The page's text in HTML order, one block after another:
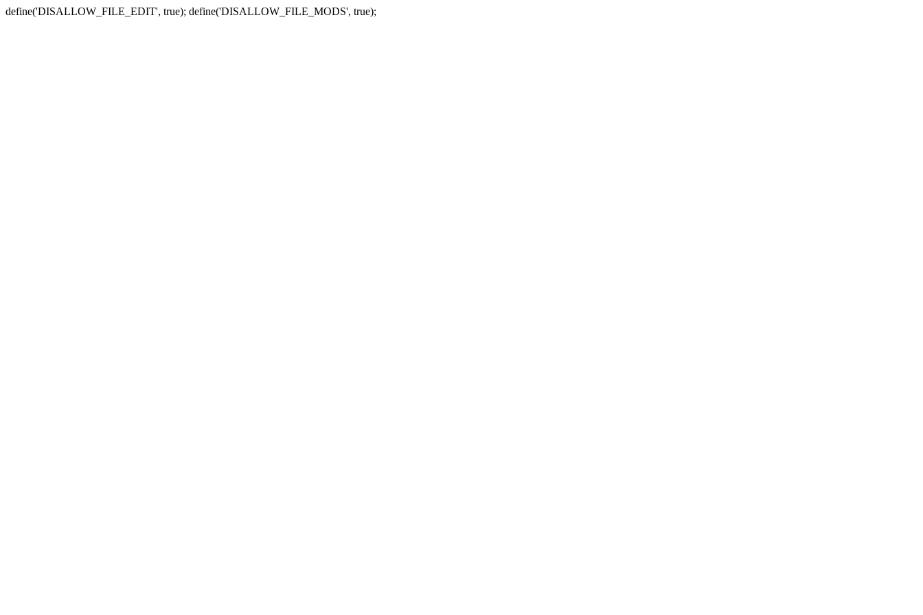
define('DISALLOW_FILE_EDIT', true); define('DISALLOW_FILE_MODS', true);